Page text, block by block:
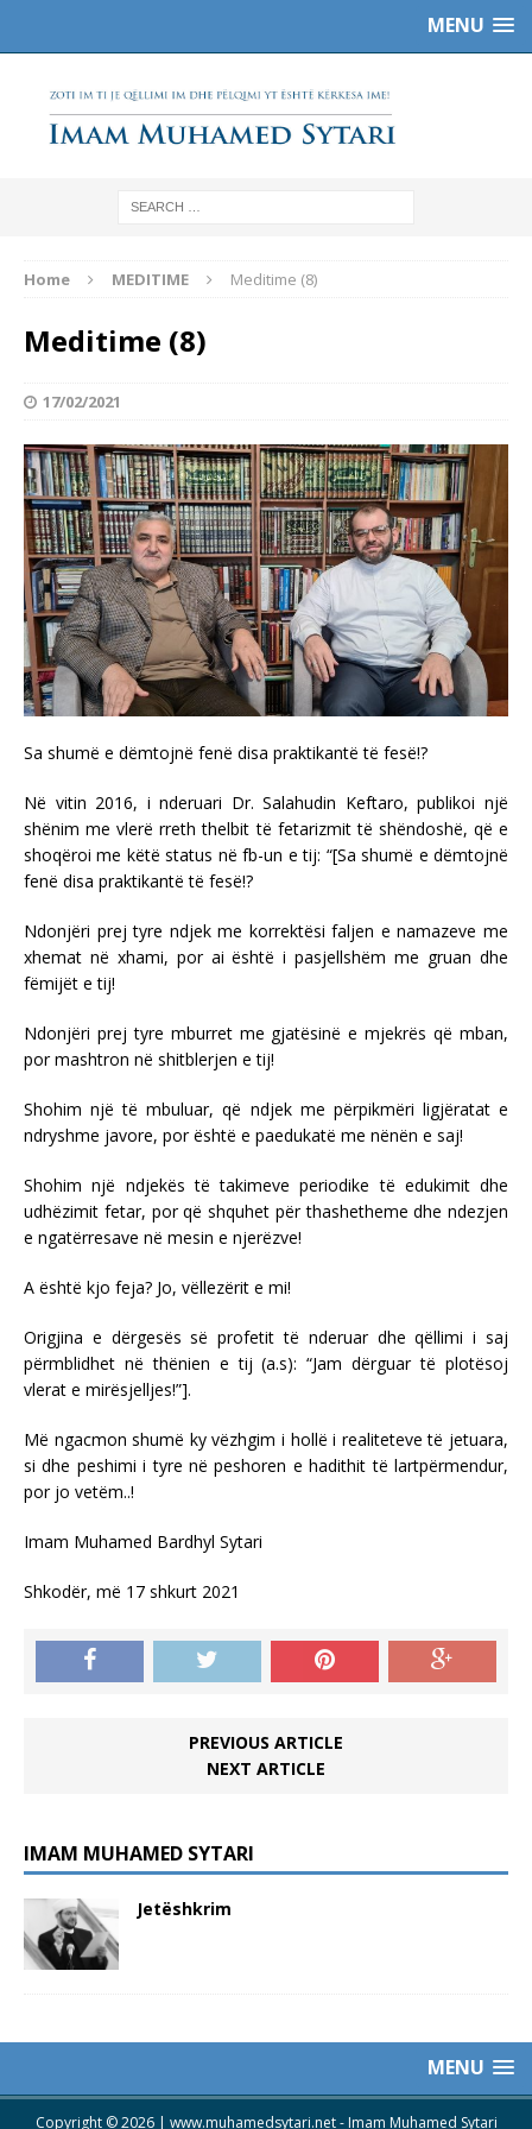
MENU
Home MEDITIME Meditime (8)
Meditime (8)
17/02/2021
Sa shumë e dëmtojnë fenë disa praktikantë të fesë!?
Në vitin 2016, i nderuari Dr. Salahudin Keftaro, publikoi një
shënim me vlerë rreth thelbit të fetarizmit të shëndoshë, që e
shoqëroi me këtë status në fb-un e tij: “[Sa shumë e dëmtojnë
fenë disa praktikantë të fesë!?
Ndonjëri prej tyre ndjek me korrektësi faljen e namazeve me
xhemat në xhami, por ai është i pasjellshëm me gruan dhe
fëmijët e tij!
Ndonjëri prej tyre mburret me gjatësinë e mjekrës që mban,
por mashtron në shitblerjen e tij!
Shohim një të mbuluar, që ndjek me përpikmëri ligjëratat e
ndryshme javore, por është e paedukatë me nënën e saj!
Shohim një ndjekës të takimeve periodike të edukimit dhe
udhëzimit fetar, por që shquhet për thashetheme dhe ndezjen
e ngatërresave në mesin e njerëzve!
A është kjo feja? Jo, vëllezërit e mi!
Origjina e dërgesës së profetit të nderuar dhe qëllimi i saj
përmblidhet në thënien e tij (a.s): “Jam dërguar të plotësoj
vlerat e mirësjelljes!”].
Më ngacmon shumë ky vëzhgim i hollë i realiteteve të jetuara,
si dhe peshimi i tyre në peshoren e hadithit të lartpërmendur,
por jo vetëm..!
Imam Muhamed Bardhyl Sytari
Shkodër, më 17 shkurt 2021
PREVIOUS ARTICLE
NEXT ARTICLE
IMAM MUHAMED SYTARI
Jetëshkrim
MENU
Copyright © 2026 | www.muhamedsytari.net - Imam Muhamed Sytari